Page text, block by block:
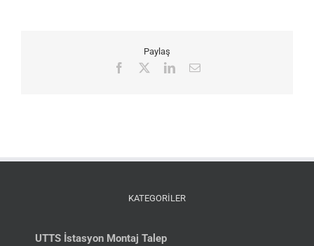
Paylaş
Facebook LinkedIn
E-
KATEGORİLER
UTTS İstasyon Montaj Talep